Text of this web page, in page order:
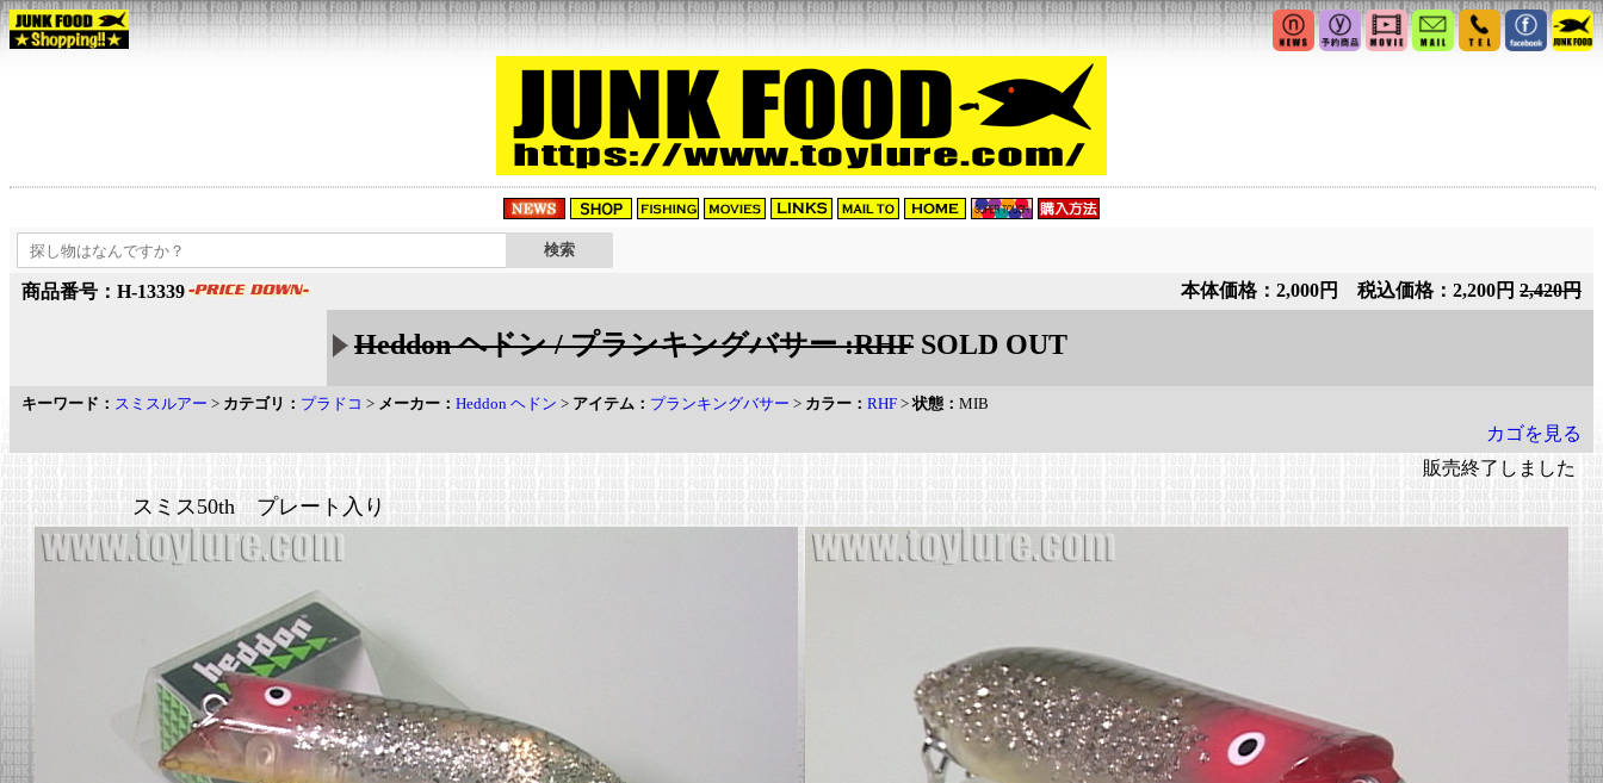
商品番号：H-13339 本体価格：2,000円 税込価格：2,200円 2,420円
Heddon ヘドン / プランキングバサー :RHF SOLD OUT
キーワード： スミスルアー > カテゴリ： プラドコ > メーカー： Heddon ヘドン > アイテム： プランキングバサー > カラー： RHF >状態： MIB
カゴを見る
販売終了しました
スミス50th プレート入り